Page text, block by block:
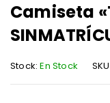
Camiseta
Stock: En Stock